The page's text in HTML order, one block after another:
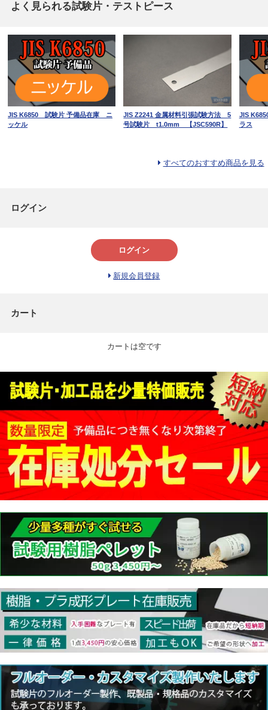
よく見られる試験片・テストピース
JIS K6850 試験片 予備品在庫 ニ
ッケル
JIS Z2241 金属材料引張試験方法 5
号試験片 t1.0mm 【JSC590R】
JIS
ラス
すべてのおすすめ商品を見る
ログイン
ログイン
新規会員登録
カート
カートは空です